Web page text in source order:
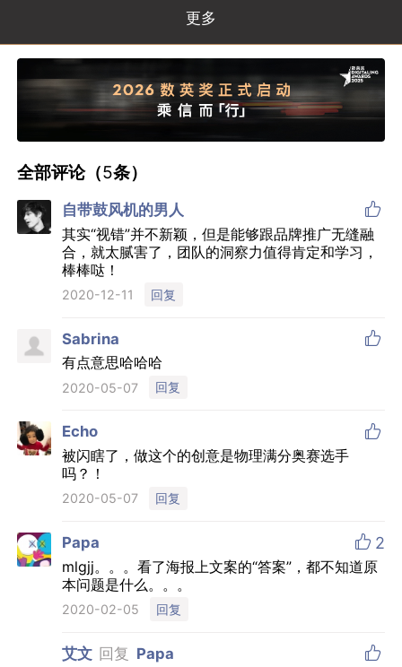
更多
全部评论（5条）
自带鼓风机的男人 
其实“视错”并不新颖，但是能够跟品牌推广无缝融
合，就太腻害了，团队的洞察力值得肯定和学习，
棒棒哒！
2020-12-11 回复
Sabrina 
有点意思哈哈哈
2020-05-07 回复
Echo 
被闪瞎了，做这个的创意是物理满分奥赛选手
吗？！
2020-05-07 回复
Papa  2
mlgjj。。。看了海报上文案的“答案”，都不知道原
本问题是什么。。。
2020-02-05 回复
艾文 回复 Papa 